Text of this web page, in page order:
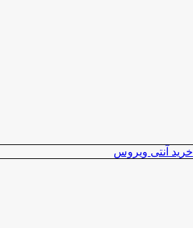
خرید آنتی ویروس